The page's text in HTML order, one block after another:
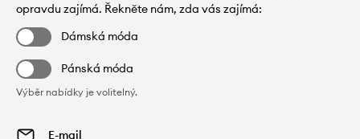
opravdu zajímá. Řekněte nám, zda vás zajímá:
Dámská móda
Pánská móda
Výběr nabídky je volitelný.